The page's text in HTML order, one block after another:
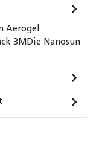
Aerogel
3MDie Nanosun